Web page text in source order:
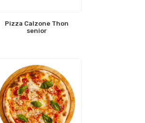
Pizza Calzone Thon
senior